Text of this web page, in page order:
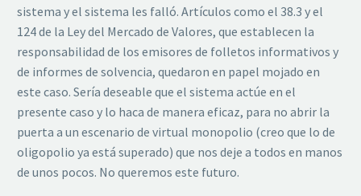
sistema y el sistema les falló. Artículos como el 38.3 y el
124 de la Ley del Mercado de Valores, que establecen la
responsabilidad de los emisores de folletos informativos y
de informes de solvencia, quedaron en papel mojado en
este caso. Sería deseable que el sistema actúe en el
presente caso y lo haca de manera eficaz, para no abrir la
puerta a un escenario de virtual monopolio (creo que lo de
oligopolio ya está superado) que nos deje a todos en manos
de unos pocos. No queremos este futuro.